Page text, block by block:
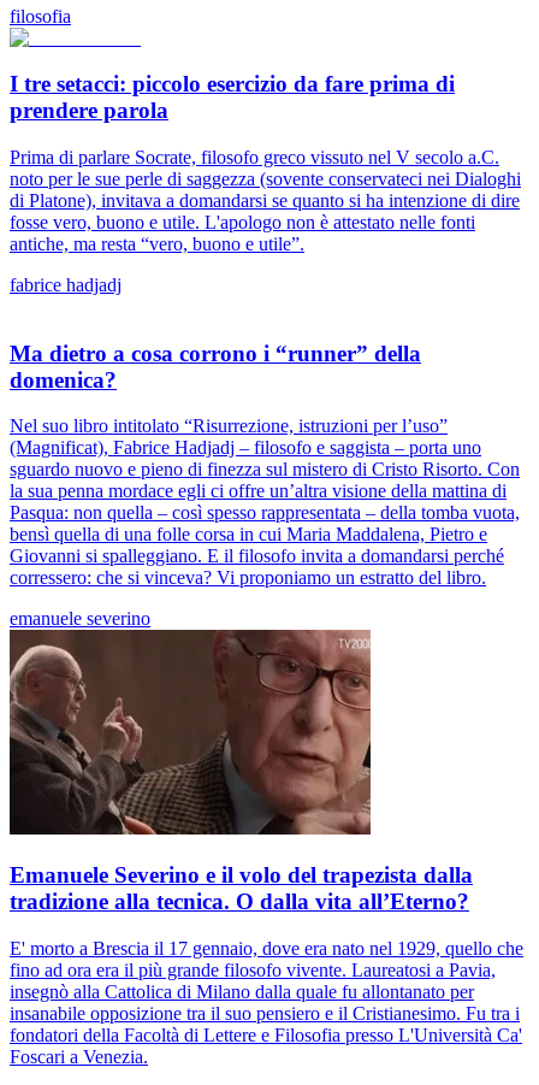
filosofia
I tre setacci: piccolo esercizio da fare prima di
prendere parola
Prima di parlare Socrate, filosofo greco vissuto nel V secolo a.C.
noto per le sue perle di saggezza (sovente conservateci nei Dialoghi
di Platone), invitava a domandarsi se quanto si ha intenzione di dire
fosse vero, buono e utile. L'apologo non è attestato nelle fonti
antiche, ma resta “vero, buono e utile”.
fabrice hadjadj
Ma dietro a cosa corrono i “runner” della
domenica?
Nel suo libro intitolato “Risurrezione, istruzioni per l’uso”
(Magnificat), Fabrice Hadjadj – filosofo e saggista – porta uno
sguardo nuovo e pieno di finezza sul mistero di Cristo Risorto. Con
la sua penna mordace egli ci offre un’altra visione della mattina di
Pasqua: non quella – così spesso rappresentata – della tomba vuota,
bensì quella di una folle corsa in cui Maria Maddalena, Pietro e
Giovanni si spalleggiano. E il filosofo invita a domandarsi perché
corressero: che si vinceva? Vi proponiamo un estratto del libro.
emanuele severino
Emanuele Severino e il volo del trapezista dalla
tradizione alla tecnica. O dalla vita all’Eterno?
E' morto a Brescia il 17 gennaio, dove era nato nel 1929, quello che
fino ad ora era il più grande filosofo vivente. Laureatosi a Pavia,
insegnò alla Cattolica di Milano dalla quale fu allontanato per
insanabile opposizione tra il suo pensiero e il Cristianesimo. Fu tra i
fondatori della Facoltà di Lettere e Filosofia presso L'Università Ca'
Foscari a Venezia.